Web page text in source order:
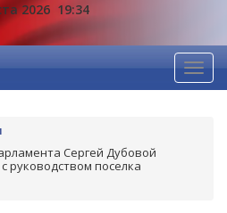
2026 19:34
Сергей Дубовой
руководством поселка